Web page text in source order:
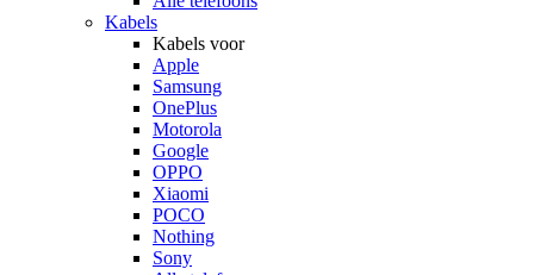
Kabels
Kabels voor
Apple
Samsung
OnePlus
Motorola
Google
OPPO
Xiaomi
POCO
Nothing
Sony